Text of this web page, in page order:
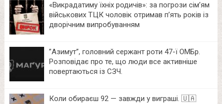
«Викрадатиму їхніх родичів»: за погрози сім’ям
військових ТЦК чоловік отримав п’ять років із
дворічним випробуванням
⁨”Азимут”, головний сержант роти 47-ї ОМБр.
Розповідає про те, що люди все активніше
повертаються із СЗЧ.
Коли обираєш 92 — завжди у виграші. 🇺🇦